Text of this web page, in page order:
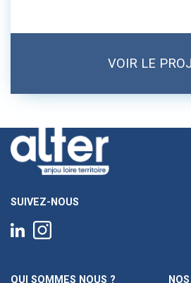
VOIR LE
SUIVEZ-NOUS
QUI SOMMES NOUS ?